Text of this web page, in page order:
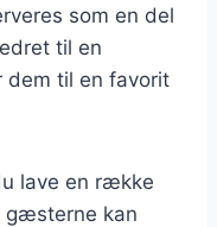
som en del
til en
dem til en favorit
lave en række
gæsterne kan